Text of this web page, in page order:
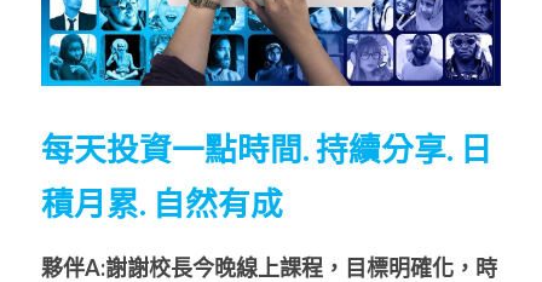
每天投資一點時間.持續分享. 日
積月累. 自然有成
夥伴A:謝謝校長今晚線上課程，目標明確化，時